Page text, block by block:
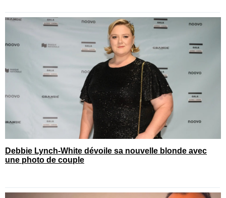
Debbie Lynch-White dévoile sa nouvelle blonde avec
une photo de couple